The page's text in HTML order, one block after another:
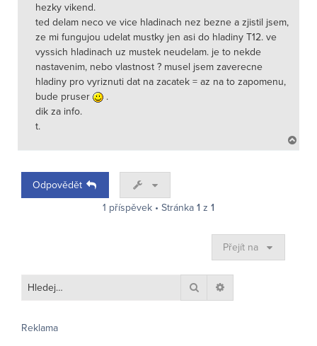
hezky vikend.
ted delam neco ve vice hladinach nez bezne a zjistil jsem,
ze mi fungujou udelat mustky jen asi do hladiny T12. ve
vyssich hladinach uz mustek neudelam. je to nekde
nastavenim, nebo vlastnost ? musel jsem zaverecne
hladiny pro vyriznuti dat na zacatek = az na to zapomenu,
bude pruser
.
dik za info.
t.
a
Odpovědět
1 příspěvek • Stránka 1 z 1
Přejít na
Hledat
Reklama